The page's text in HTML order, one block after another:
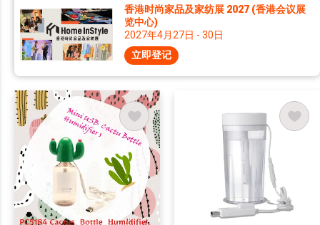
香港时尚家品及家纺展 2027 (香港会议展
览中心)
2027年4月27日 - 30日
立即登记